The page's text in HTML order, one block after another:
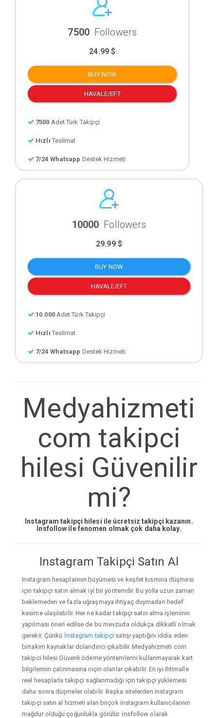
7500 Followers
24.99 $
BUY NOW
HAVALE/EFT
7500 Adet Türk Takipçi
Hızlı Teslimat
7/24 Whatsapp Destek Hizmeti
10000 Followers
29.99 $
BUY NOW
HAVALE/EFT
10.000 Adet Türk Takipçi
Hızlı Teslimat
7/24 Whatsapp Destek Hizmeti
Medyahizmeti
com takipci
hilesi Güvenilir
mi?
Instagram takipçi hilesi ile ücretsiz takipçi kazanın.
İnsfollow ile fenomen olmak çok daha kolay.
Instagram Takipçi Satın Al
Instagram hesaplarının büyümesi ve keşfet kısmına düşmesi
için takipçi satın almak iyi bir yöntemdir. Bu yolla uzun zaman
beklemeden ve fazla uğraşmaya ihtiyaç duymadan hedef
kesime ulaşılabilir. Her ne kadar takipçi satın alma işleminin
yapılması öneri edilse de bu mevzuda oldukça dikkatli olmak
gerekir. Çünkü İnstagram takipçi satışı yaptığını iddia eden
birtakım kaynaklar dolandırıcı çıkabilir. Medyahizmeti com
takipci hilesi Güvenli ödeme yöntemlerini kullanmayarak kart
bilgilerinin çalınmasına niçin olanlar çıkabilir. En iyi ihtimalle
reel hesaplarla takipçi sağlanmadığı için takipçi yüklemesi
daha sonra düşmeler olabilir. Başka sitelerden Instagram
takipçi satın al hizmeti alan birçok instagram kullanıcılarının
mağdur olduğu çoğunlukla görülür. insfollow olarak